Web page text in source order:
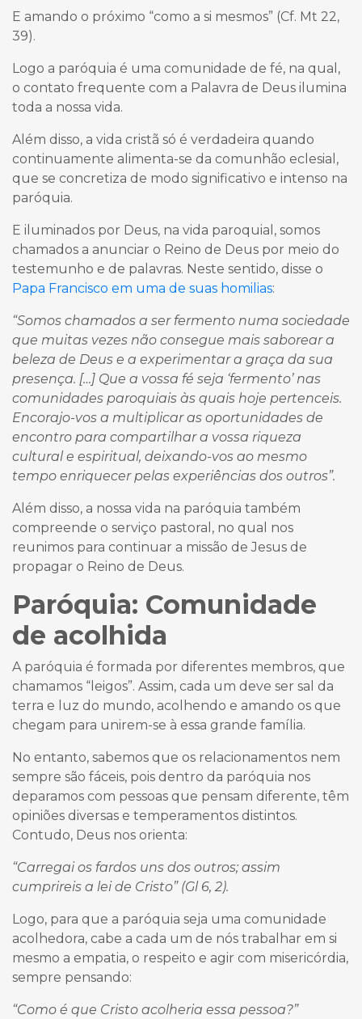
E amando o próximo “como a si mesmos” (Cf. Mt 22,
39).
Logo a paróquia é uma comunidade de fé, na qual,
o contato frequente com a Palavra de Deus ilumina
toda a nossa vida.
Além disso, a vida cristã só é verdadeira quando
continuamente alimenta-se da comunhão eclesial,
que se concretiza de modo significativo e intenso na
paróquia.
E iluminados por Deus, na vida paroquial, somos
chamados a anunciar o Reino de Deus por meio do
testemunho e de palavras. Neste sentido, disse o
Papa Francisco em uma de suas homilias:
“Somos chamados a ser fermento numa sociedade
que muitas vezes não consegue mais saborear a
beleza de Deus e a experimentar a graça da sua
presença. […] Que a vossa fé seja ‘fermento’ nas
comunidades paroquiais às quais hoje pertenceis.
Encorajo-vos a multiplicar as oportunidades de
encontro para compartilhar a vossa riqueza
cultural e espiritual, deixando-vos ao mesmo
tempo enriquecer pelas experiências dos outros”.
Além disso, a nossa vida na paróquia também
compreende o serviço pastoral, no qual nos
reunimos para continuar a missão de Jesus de
propagar o Reino de Deus.
Paróquia: Comunidade
de acolhida
A paróquia é formada por diferentes membros, que
chamamos “leigos”. Assim, cada um deve ser sal da
terra e luz do mundo, acolhendo e amando os que
chegam para unirem-se à essa grande família.
No entanto, sabemos que os relacionamentos nem
sempre são fáceis, pois dentro da paróquia nos
deparamos com pessoas que pensam diferente, têm
opiniões diversas e temperamentos distintos.
Contudo, Deus nos orienta:
“Carregai os fardos uns dos outros; assim
cumprireis a lei de Cristo” (Gl 6, 2).
Logo, para que a paróquia seja uma comunidade
acolhedora, cabe a cada um de nós trabalhar em si
mesmo a empatia, o respeito e agir com misericórdia,
sempre pensando:
“Como é que Cristo acolheria essa pessoa?”